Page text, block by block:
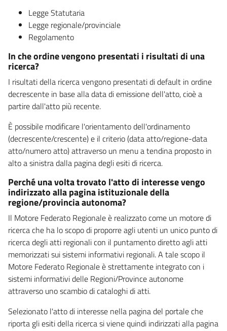
Legge Statutaria
Legge regionale/provinciale
Regolamento
In che ordine vengono presentati i risultati di una
ricerca?
I risultati della ricerca vengono presentati di default in ordine
decrescente in base alla data di emissione dell'atto, cioè a
partire dall'atto più recente.
È possibile modificare l'orientamento dell'ordinamento
(decrescente/crescente) e il criterio (data atto/regione-data
atto/numero atto) attraverso un menu a tendina proposto in
alto a sinistra dalla pagina degli esiti di ricerca.
Perché una volta trovato l'atto di interesse vengo
indirizzato alla pagina istituzionale della
regione/provincia autonoma?
Il Motore Federato Regionale è realizzato come un motore di
ricerca che ha lo scopo di proporre agli utenti un unico punto di
ricerca degli atti regionali con il puntamento diretto agli atti
memorizzati sui sistemi informativi regionali. A tale scopo il
Motore Federato Regionale è strettamente integrato con i
sistemi informativi delle Regioni/Province autonome
attraverso uno scambio di cataloghi di atti.
Selezionato l'atto di interesse nella pagina del portale che
riporta gli esiti della ricerca si viene quindi indirizzati alla pagina